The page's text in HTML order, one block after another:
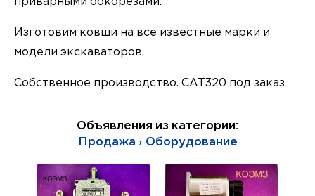
Изготовим ковши на все известные марки и
модели экскаваторов.
Собственное производство. CAT320 под заказ
Объявления из категории:
Продажа › Оборудование